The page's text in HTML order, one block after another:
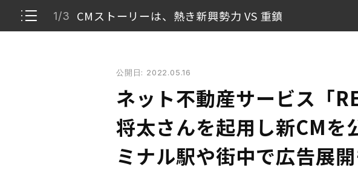
1/3 CMストーリーは、熱き新興勢力 VS 重鎮
CMストーリーは、熱き新興勢力 VS 重鎮
ターミナル駅や街中で広告展開も開始
ネット不動産とは
公開日: 2022.05.16
ネット不動産サービス「
将太さんを起用し新CMを
ミナル駅や街中で広告展